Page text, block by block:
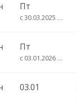
Пт
с 30.03.2025 до 31.10.2032
Пт
с 03.01.2026 до 26.03.2034
03.01